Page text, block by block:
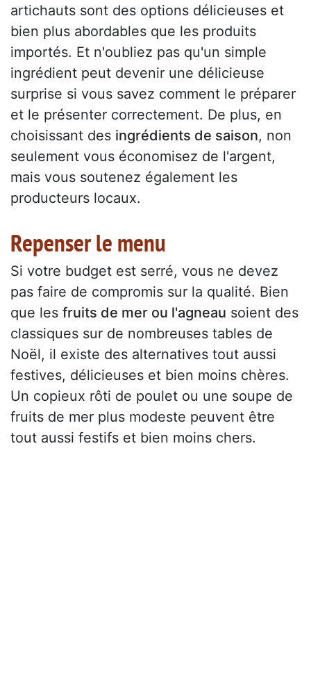
artichauts sont des options délicieuses et
bien plus abordables que les produits
importés. Et n'oubliez pas qu'un simple
ingrédient peut devenir une délicieuse
surprise si vous savez comment le préparer
et le présenter correctement. De plus, en
choisissant des ingrédients de saison, non
seulement vous économisez de l'argent,
mais vous soutenez également les
producteurs locaux.
Repenser le menu
Si votre budget est serré, vous ne devez
pas faire de compromis sur la qualité. Bien
que les fruits de mer ou l'agneau soient des
classiques sur de nombreuses tables de
Noël, il existe des alternatives tout aussi
festives, délicieuses et bien moins chères.
Un copieux rôti de poulet ou une soupe de
fruits de mer plus modeste peuvent être
tout aussi festifs et bien moins chers.